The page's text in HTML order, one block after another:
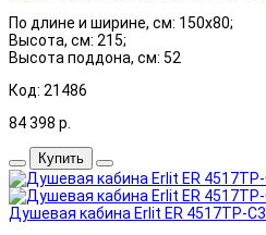
По длине и ширине, см: 150x80;
Высота, см: 215;
Высота поддона, см: 52
Код: 21486
84 398 р.
Купить
Душевая кабина Erlit ER 4517TP-C3